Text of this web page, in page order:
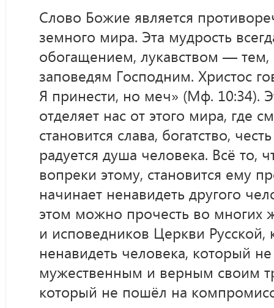
Слово Божие является
земного мира. Эта мудрость
обогащением, лукавством — тем,
заповедям Господним. Христос
Я принести, но меч» (Мф. 10:34).
отделяет нас от этого мира, где
становится слава, богатство,
радуется душа человека. Всё то,
вопреки этому, становится ему
начинает ненавидеть другого
этом можно прочесть во многих
и исповедников Церкви
ненавидеть человека, который
мужественным и верным своим
который не пошёл на